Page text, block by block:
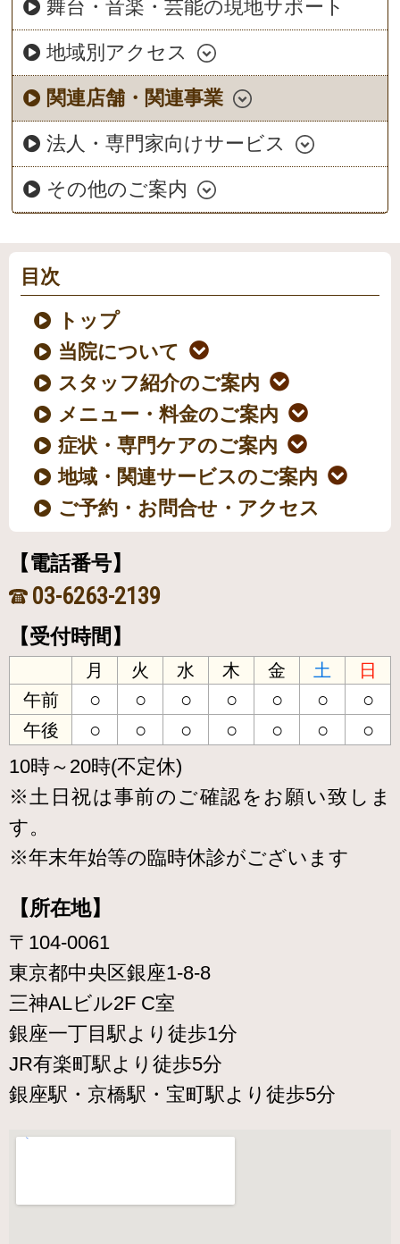
舞台・音楽・芸能の現地サポート
地域別アクセス
関連店舗・関連事業
法人・専門家向けサービス
その他のご案内
目次
トップ
当院について
スタッフ紹介のご案内
メニュー・料金のご案内
症状・専門ケアのご案内
地域・関連サービスのご案内
ご予約・お問合せ・アクセス
【電話番号】
03-6263-2139
【受付時間】
月 火 水 木 金 土
日
午前
○ ○ ○ ○ ○ ○ ○
午後 ○ ○ ○ ○ ○ ○
○
10時～20時(不定休)
※土日祝は事前のご確認をお願い致しま
す。
※年末年始等の臨時休診がございます
【所在地】
〒104-0061
東京都中央区銀座1-8-8
三神ALビル2F C室
銀座一丁目駅より徒歩1分
JR有楽町駅より徒歩5分
銀座駅・京橋駅・宝町駅より徒歩5分